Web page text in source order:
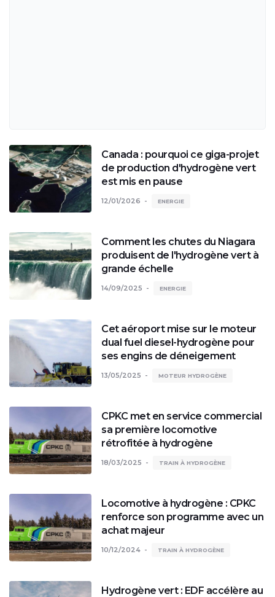
Canada : pourquoi ce giga-projet
de production d'hydrogène vert
est mis en pause
12/01/2026 ENERGIE
Comment les chutes du Niagara
produisent de l'hydrogène vert à
grande échelle
14/09/2025 ENERGIE
Cet aéroport mise sur le moteur
dual fuel diesel-hydrogène pour
ses engins de déneigement
13/05/2025 MOTEUR HYDROGÈNE
CPKC met en service commercial
sa première locomotive
rétrofitée à hydrogène
18/03/2025 TRAIN À HYDROGÈNE
Locomotive à hydrogène : CPKC
renforce son programme avec un
achat majeur
10/12/2024 TRAIN À HYDROGÈNE
Hydrogène vert : EDF accélère au